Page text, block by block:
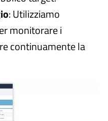
: Utilizziamo
monitorare i
continuamente la